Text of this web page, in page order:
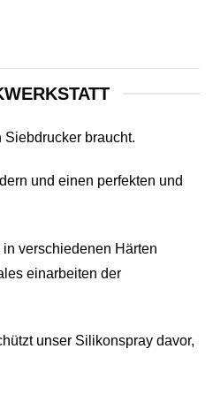
braucht.
und einen perfekten und
verschiedenen Härten
einarbeiten der
unser Silikonspray davor,